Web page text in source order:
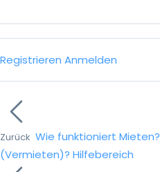
Registrieren Anmelden
Zurück Wie funktioniert Mieten?
(Vermieten)? Hilfebereich